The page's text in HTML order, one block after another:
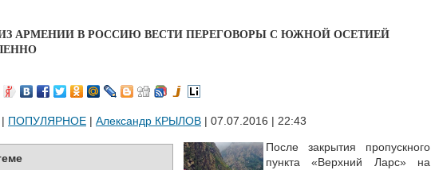
АРМЕНИИ В РОССИЮ ВЕСТИ ПЕРЕГОВОРЫ С ЮЖНОЙ ОСЕТИЕЙ
| ПОПУЛЯРНОЕ | Александр КРЫЛОВ | 07.07.2016 | 22:43
После закрытия пропускного
пункта «Верхний Ларс» на